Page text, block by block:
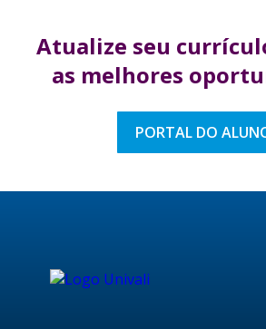
Atualize seu
as melhores
PORTAL DO